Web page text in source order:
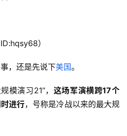
）
，还是先说下美国。
模演习21”， 这场军演横跨17个
进行，号称是冷战以来的最大规